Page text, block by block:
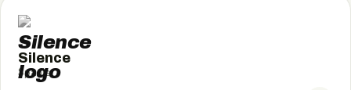
Silence
Spanje